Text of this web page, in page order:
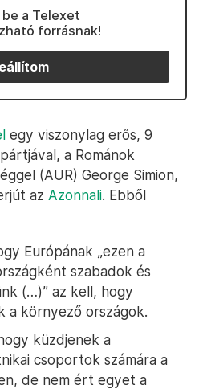
a Telexet
forrásnak!
egy viszonylag erős, 9
a Románok
(AUR) George Simion,
az Azonnali. Ebből
Európának „ezen a
szabadok és
(…)” az kell, hogy
a környező országok.
küzdjenek a
csoportok számára a
de nem ért egyet a